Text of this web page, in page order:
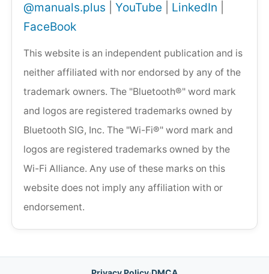
@manuals.plus
YouTube LinkedIn
FaceBook
This website is an independent publication and is
neither affiliated with nor endorsed by any of the
trademark owners. The "Bluetooth®" word mark
and logos are registered trademarks owned by
Bluetooth SIG, Inc. The "Wi-Fi®" word mark and
logos are registered trademarks owned by the
Wi-Fi Alliance. Any use of these marks on this
website does not imply any affiliation with or
endorsement.